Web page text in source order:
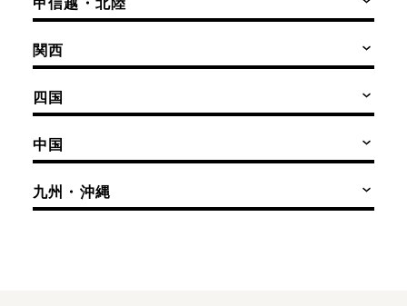
甲信越・北陸
関西
四国
中国
九州・沖縄